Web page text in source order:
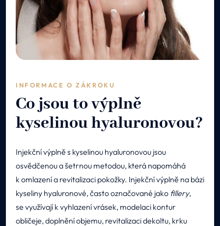
INFORMACE O ZÁKROKU
Co jsou to výplně
kyselinou hyaluronovou?
Injekční výplně s kyselinou hyaluronovou jsou
osvědčenou a šetrnou metodou, která napomáhá
k omlazení a revitalizaci pokožky. Injekční výplně na bázi
kyseliny hyaluronové, často označované jako fillery,
se využívají k vyhlazení vrásek, modelaci kontur
obličeje, doplnění objemu, revitalizaci dekoltu, krku